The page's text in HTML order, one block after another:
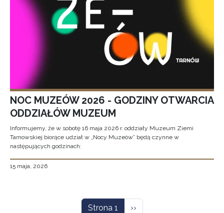
NOC MUZEÓW 2026 - GODZINY OTWARCIA
ODDZIAŁÓW MUZEUM
Informujemy, że w sobotę 16 maja 2026 r. oddziały Muzeum Ziemi
Tarnowskiej biorące udział w „Nocy Muzeów” będą czynne w
następujących godzinach:
15 maja, 2026
Strona 1 Następna strona
››